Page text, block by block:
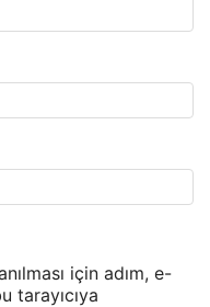
için adım, e-
tarayıcıya